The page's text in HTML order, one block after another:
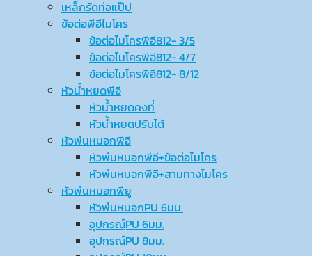
เหล็กรัดท่อแป๊ป
ข้อต่อพีอีไมโคร
ข้อต่อไมโครพีอี812- 3/5
ข้อต่อไมโครพีอี812- 4/7
ข้อต่อไมโครพีอี812- 8/12
หัวน้ำหยดพีอี
หัวน้ำหยดคงที่
หัวน้ำหยดปรับได้
หัวพ่นหมอกพีอี
หัวพ่นหมอกพีอี+ข้อต่อไมโคร
หัวพ่นหมอกพีอี+สามทางไมโคร
หัวพ่นหมอกพียู
หัวพ่นหมอกPU 6มม.
อุปกรณ์ฺPU 6มม.
อุปกรณ์ฺPU 8มม.